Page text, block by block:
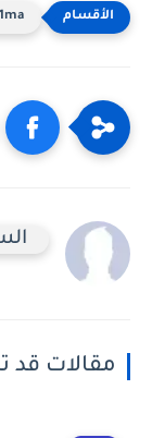
5p1ma
السيد
قد تهمك